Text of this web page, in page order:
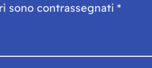
sono contrassegnati *